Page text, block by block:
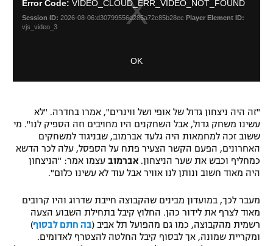
הצטרפות לחבילת הערוצים
w
i
n
d
o
w
Error Code: VIDEO_CLOUD_ERR_VIDEO_NOT_FOUND
Session ID: 2026-08-06:d30799556d285a72c85b28ec Player Element ID:
vjs_video_3
OK
a
l
o
g
"זה היה ניצחון גדול של אופי ושל ווינרים", אמרו בחדרה. "לא
עשינו משחק גדול, אבל השחקנים היו מחויבים וזה הספיק לנו". מי
ששוב זכה למחמאות היה גלעד אברמוב, שבניגוד למשחקים
האחרונים, הפעם הקשר הצעיר פתח על הספסל, עלה לכר הדשא
כמחליף וכבש את שער הניצחון. אברמוב עצמו אמר: "הניצחון
היה מאוד חשוב ונותן לנו אוויר אבל עוד לא עשינו כלום".
מעבר לכך, במועדון מבינים שהקבוצה חייבת שדרוג והיו קרובים
מאוד לצרף את לידור כהן. החלוץ קיבל בתחילת השבוע הצעה
רשמית מהקבוצה, כמו גם מהפועל תל אביב (בה חתם לבסוף)
ומקריית שמונה, אך לבסוף קיבל החלטה להצטרף לאדומים.